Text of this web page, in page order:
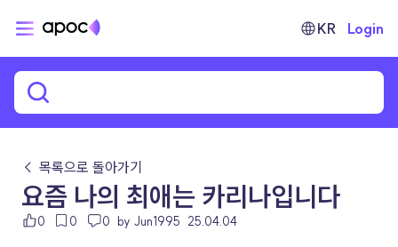
KR Login
← 목록으로 돌아가기
요즘 나의 최애는 카리나입니다
0 0 0 by Jun1995 25.04.04